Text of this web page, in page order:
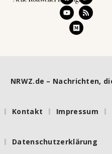
NRWZ.de – Nachrichten,
Kontakt Impressum
Datenschutzerklärung